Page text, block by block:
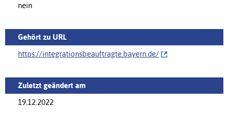
nein
Gehört zu URL
https://integrationsbeauftragte.bayern.de/‌
Zuletzt geändert am
19.12.2022